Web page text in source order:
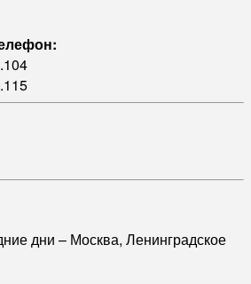
дни – Москва, Ленинградское